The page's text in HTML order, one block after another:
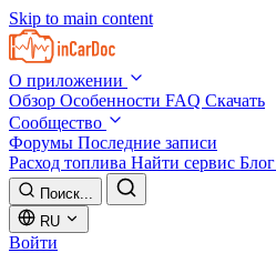
Skip to main content
О приложении
Обзор Особенности FAQ Скачать
Сообщество
Форумы Последние записи
Расход топлива Найти сервис Блог
Поиск...
RU
Войти